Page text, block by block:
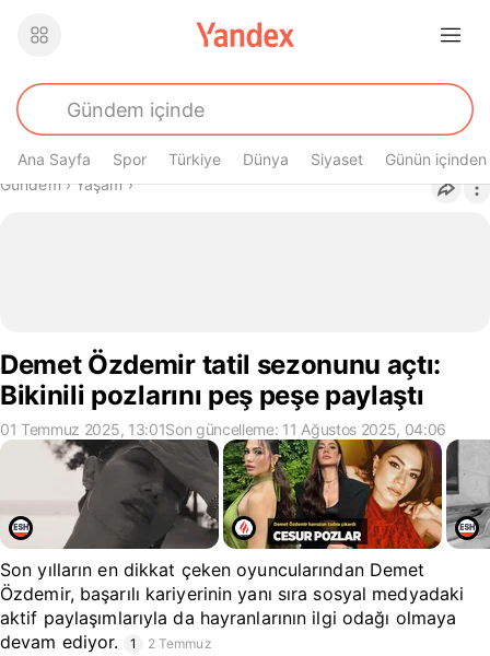
Ana Sayfa Spor Türkiye Dünya Siyaset Günün içinden
Buradasın
Gündem› Yaşam›
Demet Özdemir tatil sezonunu açtı:
Bikinili pozlarını peş peşe paylaştı
01 Temmuz 2025, 13:01Son güncelleme: 11 Ağustos 2025, 04:06
Son yılların en dikkat çeken oyuncularından Demet
Özdemir, başarılı kariyerinin yanı sıra sosyal medyadaki
aktif paylaşımlarıyla da hayranlarının ilgi odağı olmaya
devam ediyor.
1 2 Temmuz